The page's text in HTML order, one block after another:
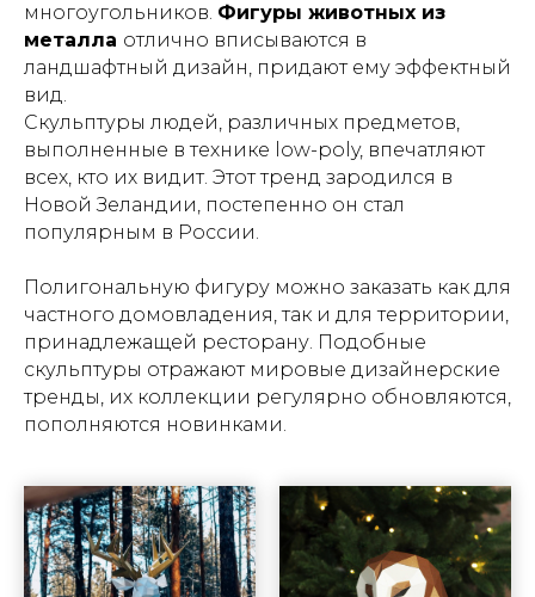
многоугольников. Фигуры животных из
металла отлично вписываются в
ландшафтный дизайн, придают ему эффектный
вид.
Скульптуры людей, различных предметов,
выполненные в технике low-poly, впечатляют
всех, кто их видит. Этот тренд зародился в
Новой Зеландии, постепенно он стал
популярным в России.
Полигональную фигуру можно заказать как для
частного домовладения, так и для территории,
принадлежащей ресторану. Подобные
скульптуры отражают мировые дизайнерские
тренды, их коллекции регулярно обновляются,
пополняются новинками.